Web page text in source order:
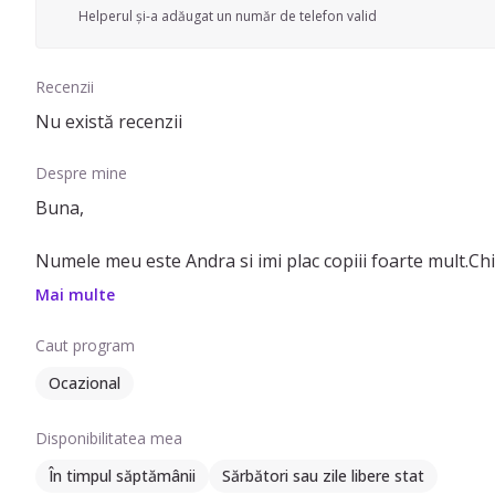
Helperul și-a adăugat un număr de telefon valid
Recenzii
Nu există recenzii
Despre mine
Buna,
Numele meu este Andra si imi plac copiii foarte
Am 25 ani si consider ca ma pot mula pe activitati
Pot fi utila in diversele activitati gospodaresti,oricare ar
Mai multe
Caut program
Ocazional
Disponibilitatea mea
În timpul săptămânii
Sărbători sau zile libere stat